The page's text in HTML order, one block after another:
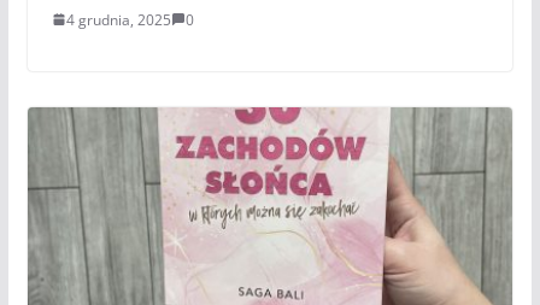
4 grudnia, 2025 0